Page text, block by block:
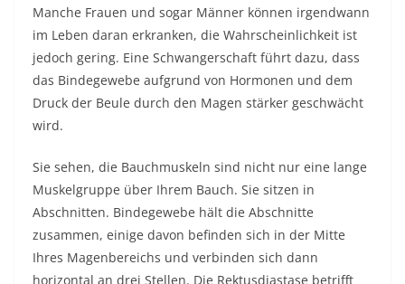
Manche Frauen und sogar Männer können irgendwann
im Leben daran erkranken, die Wahrscheinlichkeit ist
jedoch gering. Eine Schwangerschaft führt dazu, dass
das Bindegewebe aufgrund von Hormonen und dem
Druck der Beule durch den Magen stärker geschwächt
wird.
Sie sehen, die Bauchmuskeln sind nicht nur eine lange
Muskelgruppe über Ihrem Bauch. Sie sitzen in
Abschnitten. Bindegewebe hält die Abschnitte
zusammen, einige davon befinden sich in der Mitte
Ihres Magenbereichs und verbinden sich dann
horizontal an drei Stellen. Die Rektusdiastase betrifft